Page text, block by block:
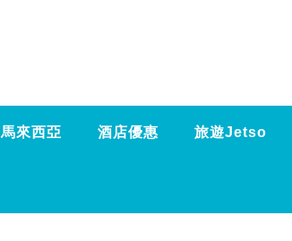
馬來西亞 酒店優惠 旅遊Jetso